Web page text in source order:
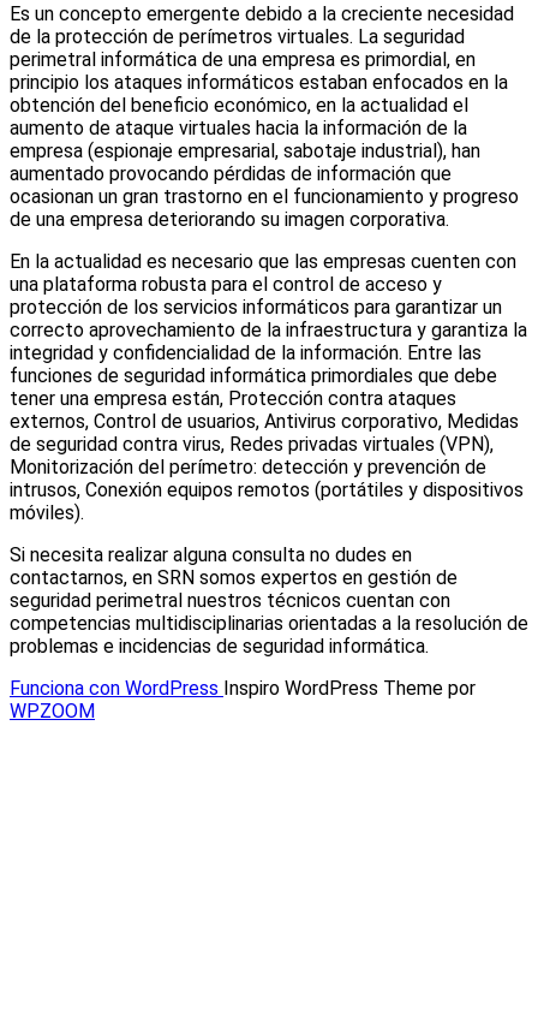
Es un concepto emergente debido a la creciente necesidad
de la protección de perímetros virtuales. La seguridad
perimetral informática de una empresa es primordial, en
principio los ataques informáticos estaban enfocados en la
obtención del beneficio económico, en la actualidad el
aumento de ataque virtuales hacia la información de la
empresa (espionaje empresarial, sabotaje industrial), han
aumentado provocando pérdidas de información que
ocasionan un gran trastorno en el funcionamiento y progreso
de una empresa deteriorando su imagen corporativa.
En la actualidad es necesario que las empresas cuenten con
una plataforma robusta para el control de acceso y
protección de los servicios informáticos para garantizar un
correcto aprovechamiento de la infraestructura y garantiza la
integridad y confidencialidad de la información. Entre las
funciones de seguridad informática primordiales que debe
tener una empresa están, Protección contra ataques
externos, Control de usuarios, Antivirus corporativo, Medidas
de seguridad contra virus, Redes privadas virtuales (VPN),
Monitorización del perímetro: detección y prevención de
intrusos, Conexión equipos remotos (portátiles y dispositivos
móviles).
Si necesita realizar alguna consulta no dudes en
contactarnos, en SRN somos expertos en gestión de
seguridad perimetral nuestros técnicos cuentan con
competencias multidisciplinarias orientadas a la resolución de
problemas e incidencias de seguridad informática.
Funciona con WordPress Inspiro WordPress Theme por
WPZOOM